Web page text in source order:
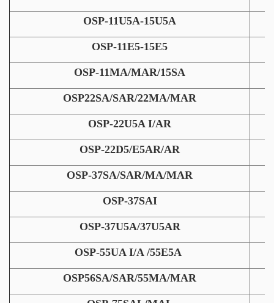
OSP-11U5A-15U5A
OSP-11E5-15E5
OSP-11MA/MAR/15SA
OSP22SA/SAR/22MA/MAR
OSP-22U5A I/AR
OSP-22D5/E5AR/AR
OSP-37SA/SAR/MA/MAR
OSP-37SAI
OSP-37U5A/37U5AR
OSP-55UA I/A /55E5A
OSP56SA/SAR/55MA/MAR